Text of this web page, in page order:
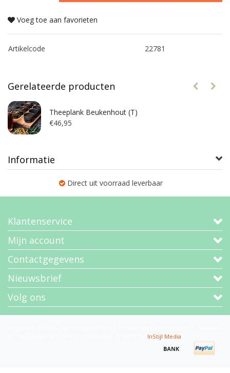
Voeg toe aan favorieten
Artikelcode 22781
Gerelateerde producten
Theeplank Beukenhout (T)
€46,95
Informatie
Direct uit voorraad leverbaar
Klantenservice
Mijn account
Contactgegevens
Nieuwsbrief
Volg ons
InStijl Media